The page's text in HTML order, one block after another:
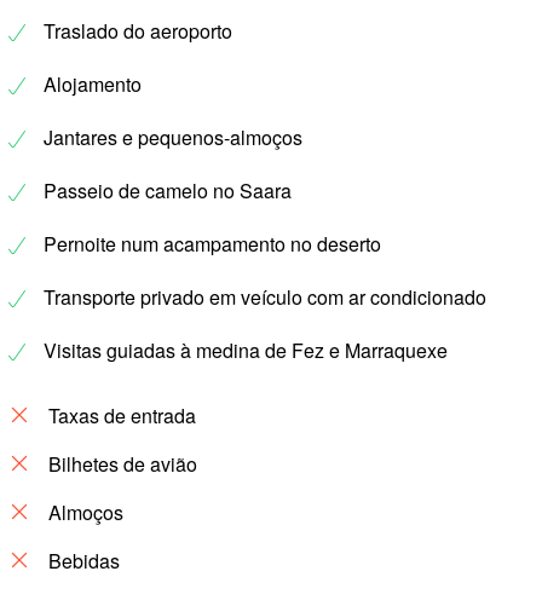
Traslado do aeroporto
Alojamento
Jantares e pequenos-almoços
Passeio de camelo no Saara
Pernoite num acampamento no deserto
Transporte privado em veículo com ar condicionado
Visitas guiadas à medina de Fez e Marraquexe
Taxas de entrada
Bilhetes de avião
Almoços
Bebidas